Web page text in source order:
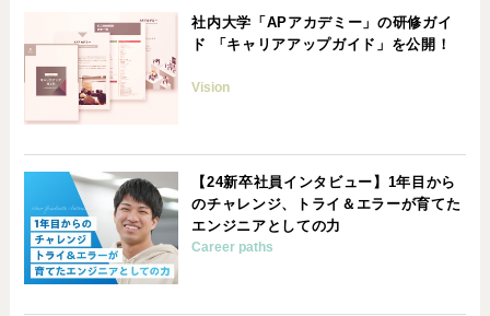
社内大学「APアカデミー」の研修ガイ
ド 「キャリアアップガイド」を公開！
Vision
【24新卒社員インタビュー】1年目から
のチャレンジ、トライ＆エラーが育てた
エンジニアとしての力
Career paths